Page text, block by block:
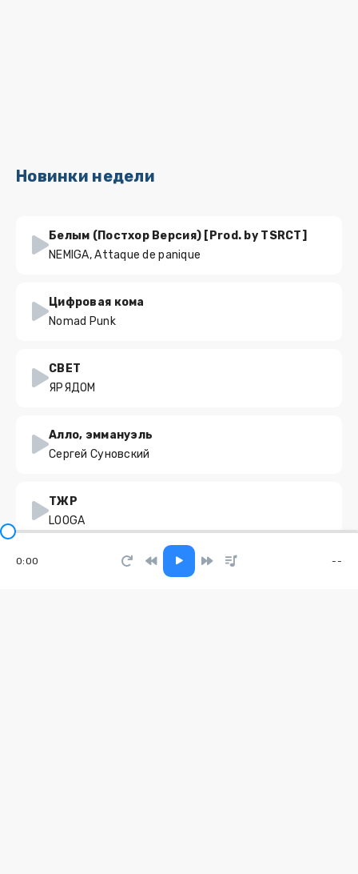
Новинки недели
Белым (Постхор Версия) [Prod. by TSRCT]
NEMIGA, Attaque de panique
Цифровая кома
Nomad Punk
СВЕТ
ЯРЯДОМ
Алло, эммануэль
Сергей Суновский
ТЖР
LOOGA
Here I Am Lord
0:00 --